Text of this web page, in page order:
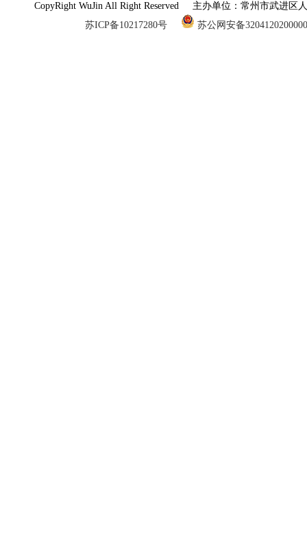
CopyRight WuJin All Right Reserved 主办单位：常州市武进
苏ICP备10217280号
苏公网安备